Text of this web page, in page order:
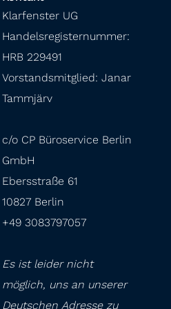
Klarfenster UG
Handelsregisternummer:
HRB 229491
Vorstandsmitglied: Janar
Tammjärv
c/o CP Büroservice Berlin
GmbH
Ebersstraße 61
10827 Berlin
+49 3083797057
Es ist leider nicht
möglich, uns an unserer
Deutschen Adresse zu